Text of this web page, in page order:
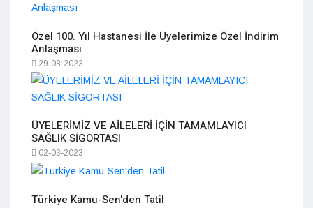
Özel 100. Yıl Hastanesi İle Üyelerimize Özel İndirim
Anlaşması
29-08-2023
ÜYELERİMİZ VE AİLELERİ İÇİN TAMAMLAYICI
SAĞLIK SİGORTASI
02-03-2023
Türkiye Kamu-Sen'den Tatil